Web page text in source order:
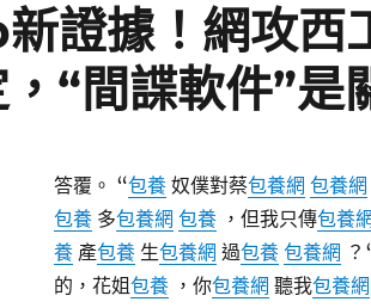
證據！網攻西
“間諜軟件”是
答覆。 “包養奴僕對蔡包養網 包養網
包養多包養網 包養，但我只傳包養網
養產包養生包養網 過包養 包養網 ？
的，花姐包養，你包養網 聽我包養網